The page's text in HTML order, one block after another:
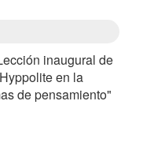
inaugural de
en la
de pensamiento"